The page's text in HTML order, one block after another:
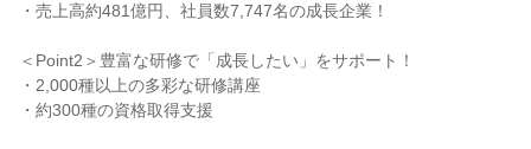
・売上高約481億円、社員数7,747名の成長企業！
＜Point2＞豊富な研修で「成長したい」をサポート！
・2,000種以上の多彩な研修講座
・約300種の資格取得支援